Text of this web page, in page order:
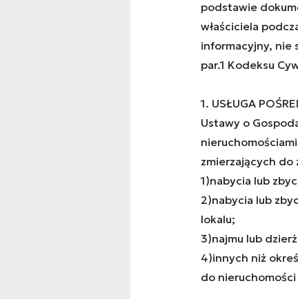
podstawie
właściciela
informacyjny, nie
par.1 Kodeksu
1. USŁUGA
Ustawy o
zmierzających do
1)nabycia lub
2)nabycia lub
lokalu;
3)najmu lub
4)innych niż
do nieruchomości